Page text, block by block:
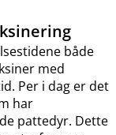
både
med
Per i dag er det
har
pattedyr. Dette